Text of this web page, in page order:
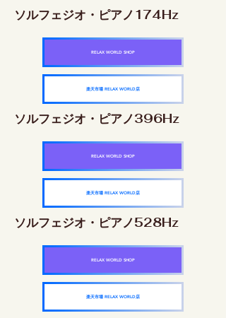
ソルフェジオ・ピアノ174Hz
RELAX WORLD SHOP
楽天市場 RELAX WORLD店
ソルフェジオ・ピアノ396Hz
RELAX WORLD SHOP
楽天市場 RELAX WORLD店
ソルフェジオ・ピアノ528Hz
RELAX WORLD SHOP
楽天市場 RELAX WORLD店